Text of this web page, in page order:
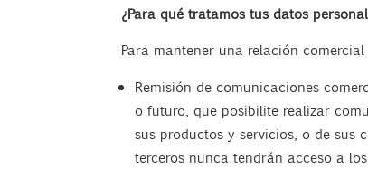
¿Para qué tratamos tus datos
Para mantener una relación
Remisión de comunicaciones
o futuro, que posibilite realizar
sus productos y servicios, o de sus
terceros nunca tendrán acceso a